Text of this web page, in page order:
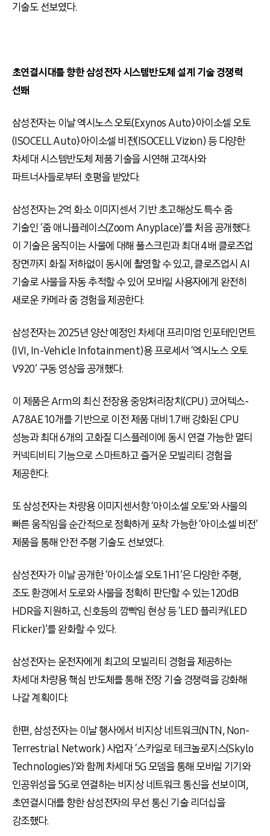
기술도 선보였다.
초연결시대를 향한 삼성전자 시스템반도체 설계 기술 경쟁력
선봬
삼성전자는 이날 엑시노스 오토(Exynos Auto)·아이소셀 오토
(ISOCELL Auto)·아이소셀 비전(ISOCELL Vizion) 등 다양한
차세대 시스템반도체 제품 기술을 시연해 고객사와
파트너사들로부터 호평을 받았다.
삼성전자는 2억 화소 이미지센서 기반 초고해상도 특수 줌
기술인 ‘줌 애니플레이스(Zoom Anyplace)’를 처음 공개했다.
이 기술은 움직이는 사물에 대해 풀스크린과 최대 4배 클로즈업
장면까지 화질 저하없이 동시에 촬영할 수 있고, 클로즈업시 AI
기술로 사물을 자동 추적할 수 있어 모바일 사용자에게 완전히
새로운 카메라 줌 경험을 제공한다.
삼성전자는 2025년 양산 예정인 차세대 프리미엄 인포테인먼트
(IVI, In-Vehicle Infotainment)용 프로세서 ‘엑시노스 오토
V920’ 구동 영상을 공개했다.
이 제품은 Arm의 최신 전장용 중앙처리장치(CPU) 코어텍스-
A78AE 10개를 기반으로 이전 제품 대비 1.7배 강화된 CPU
성능과 최대 6개의 고화질 디스플레이에 동시 연결 가능한 멀티
커넥티비티 기능으로 스마트하고 즐거운 모빌리티 경험을
제공한다.
또 삼성전자는 차량용 이미지센서향 ‘아이소셀 오토’와 사물의
빠른 움직임을 순간적으로 정확하게 포착 가능한 ‘아이소셀 비전’
제품을 통해 안전 주행 기술도 선보였다.
삼성전자가 이날 공개한 ‘아이소셀 오토 1H1’은 다양한 주행,
조도 환경에서 도로와 사물을 정확히 판단할 수 있는 120dB
HDR을 지원하고, 신호등의 깜빡임 현상 등 ‘LED 플리커(LED
Flicker)’를 완화할 수 있다.
삼성전자는 운전자에게 최고의 모빌리티 경험을 제공하는
차세대 차량용 핵심 반도체를 통해 전장 기술 경쟁력을 강화해
나갈 계획이다.
한편, 삼성전자는 이날 행사에서 비지상 네트워크(NTN, Non-
Terrestrial Network) 사업자 ‘스카일로 테크놀로지스(Skylo
Technologies)’와 함께 차세대 5G 모뎀을 통해 모바일 기기와
인공위성을 5G로 연결하는 비지상 네트워크 통신을 선보이며,
초연결시대를 향한 삼성전자의 무선 통신 기술 리더십을
강조했다.